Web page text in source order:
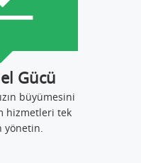
Gücü
büyümesini
hizmetleri tek
yönetin.